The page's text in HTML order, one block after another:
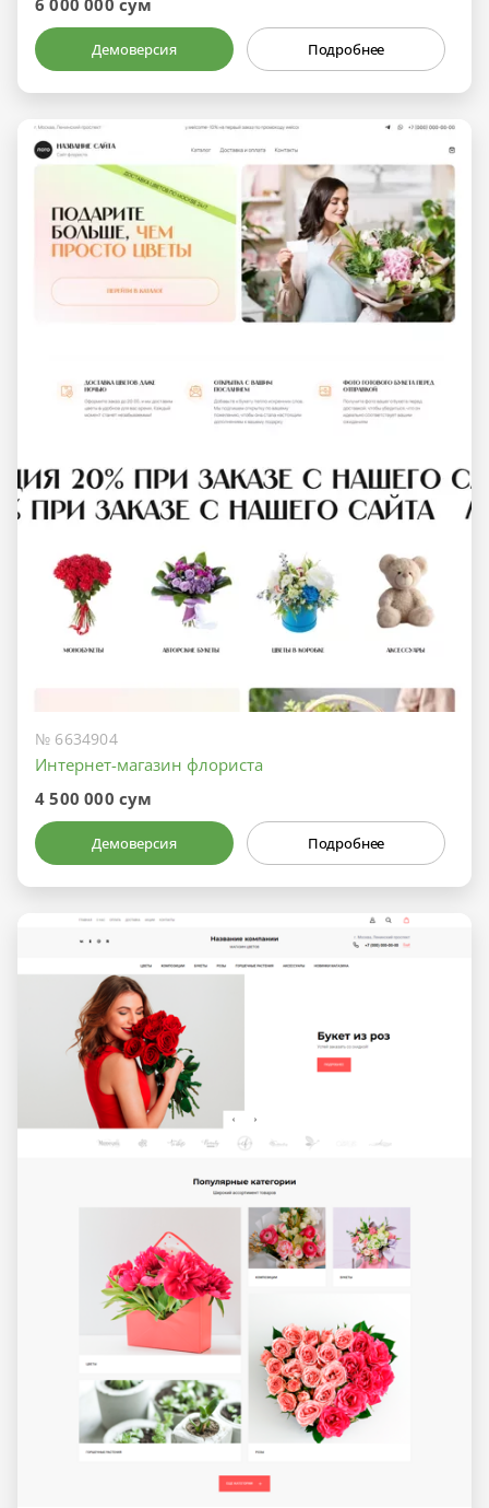
Демоверсия Подробнее
№ 6634904
Интернет-магазин флориста
4 500 000 сум
Демоверсия Подробнее